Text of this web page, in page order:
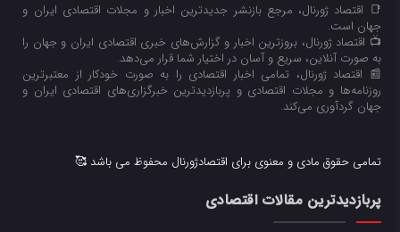
📑 اقتصاد ژورنال، مرجع بازنشر جدیدترین اخبار و مجلات اقتصادی ایران و
جهان است.
📺 اقتصاد ژورنال، بروزترین اخبار و گزارش‌های خبری اقتصادی ایران و جهان را
به صورت آنلاین، سریع و آسان در اختیار شما قرار می‌‌دهد.
📰 اقتصاد ژورنال، تمامی اخبار اقتصادی را به صورت خودکار از معتبرترین
روزنامه‌ها و مجلات اقتصادی و پربازدیدترین خبرگزاری‌های اقتصادی ایران و
جهان گردآوری می‌کند.
تمامی حقوق مادی و معنوی برای اقتصادژورنال محفوظ می باشد 🥰
پربازدیدترین مقالات اقتصادی